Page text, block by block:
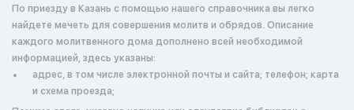
По приезду в Казань с помощью нашего справочника вы легко
найдете мечеть для совершения молитв и обрядов. Описание
каждого молитвенного дома дополнено всей необходимой
информацией, здесь указаны:
адрес, в том числе электронной почты и сайта; телефон; карта
и схема проезда;